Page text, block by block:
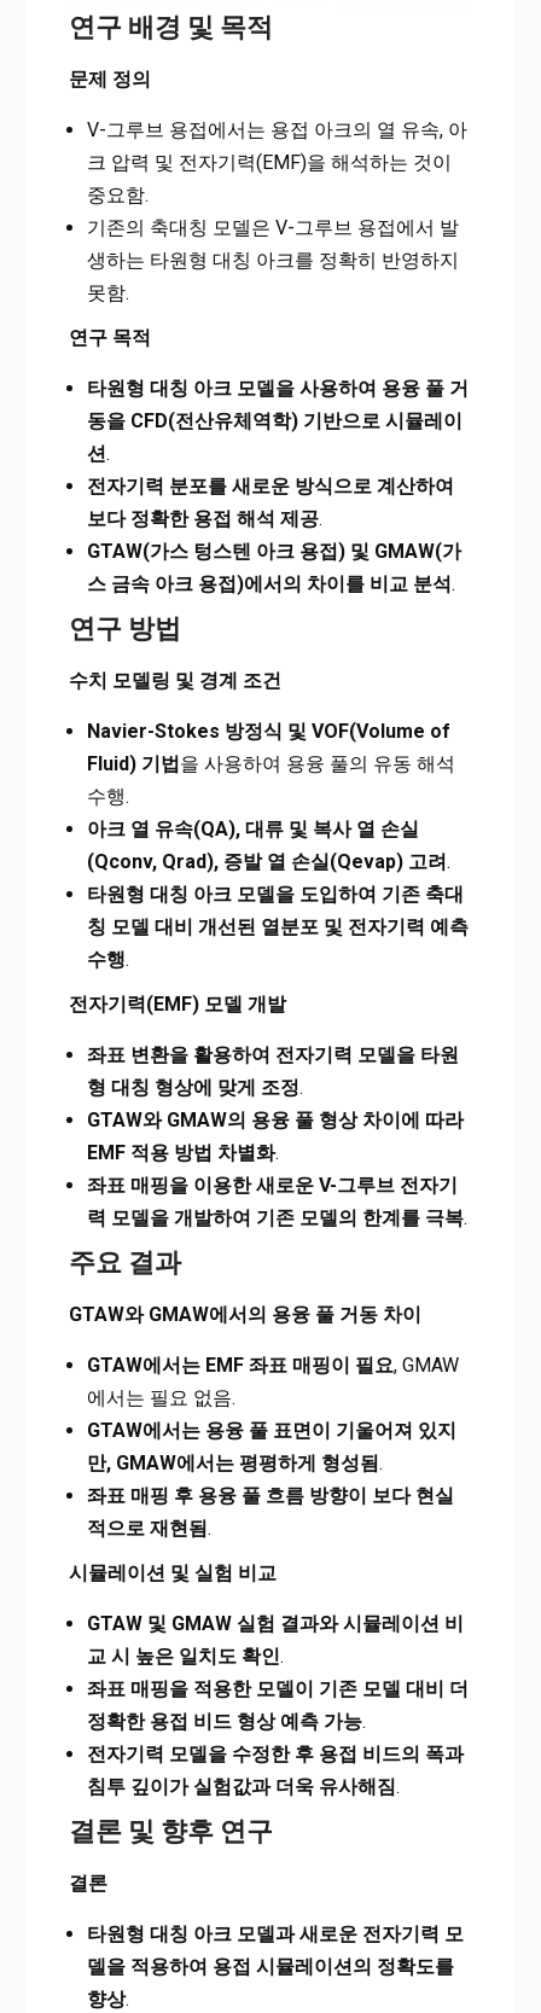
연구 배경 및 목적
문제 정의
V-그루브 용접에서는 용접 아크의 열 유속, 아
크 압력 및 전자기력(EMF)을 해석하는 것이
중요함.
기존의 축대칭 모델은 V-그루브 용접에서 발
생하는 타원형 대칭 아크를 정확히 반영하지
못함.
연구 목적
타원형 대칭 아크 모델을 사용하여 용융 풀 거
동을 CFD(전산유체역학) 기반으로 시뮬레이
션.
전자기력 분포를 새로운 방식으로 계산하여
보다 정확한 용접 해석 제공.
GTAW(가스 텅스텐 아크 용접) 및 GMAW(가
스 금속 아크 용접)에서의 차이를 비교 분석.
연구 방법
수치 모델링 및 경계 조건
Navier-Stokes 방정식 및 VOF(Volume of
Fluid) 기법을 사용하여 용융 풀의 유동 해석
수행.
아크 열 유속(QA), 대류 및 복사 열 손실
(Qconv, Qrad), 증발 열 손실(Qevap) 고려.
타원형 대칭 아크 모델을 도입하여 기존 축대
칭 모델 대비 개선된 열분포 및 전자기력 예측
수행.
전자기력(EMF) 모델 개발
좌표 변환을 활용하여 전자기력 모델을 타원
형 대칭 형상에 맞게 조정.
GTAW와 GMAW의 용융 풀 형상 차이에 따라
EMF 적용 방법 차별화.
좌표 매핑을 이용한 새로운 V-그루브 전자기
력 모델을 개발하여 기존 모델의 한계를 극복.
주요 결과
GTAW와 GMAW에서의 용융 풀 거동 차이
GTAW에서는 EMF 좌표 매핑이 필요, GMAW
에서는 필요 없음.
GTAW에서는 용융 풀 표면이 기울어져 있지
만, GMAW에서는 평평하게 형성됨.
좌표 매핑 후 용융 풀 흐름 방향이 보다 현실
적으로 재현됨.
시뮬레이션 및 실험 비교
GTAW 및 GMAW 실험 결과와 시뮬레이션 비
교 시 높은 일치도 확인.
좌표 매핑을 적용한 모델이 기존 모델 대비 더
정확한 용접 비드 형상 예측 가능.
전자기력 모델을 수정한 후 용접 비드의 폭과
침투 깊이가 실험값과 더욱 유사해짐.
결론 및 향후 연구
결론
타원형 대칭 아크 모델과 새로운 전자기력 모
델을 적용하여 용접 시뮬레이션의 정확도를
향상.